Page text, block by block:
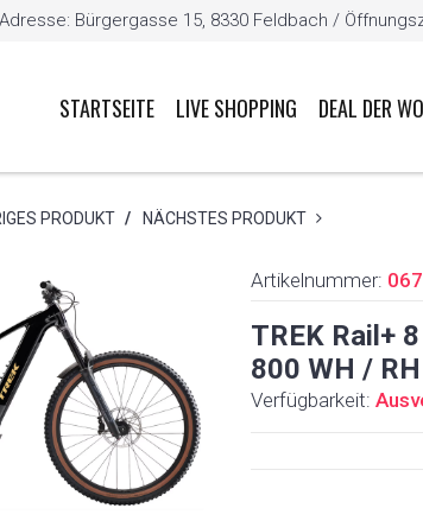
Adresse: Bürgergasse 15, 8330 Feldbach /
Warenkorb
STARTSEITE LIVE SHOPPING DEAL DER
PRODUKT / NÄCHSTES PRODUKT
Artikelnummer:
TREK Rail+
800 WH /
Verfügbarkeit: